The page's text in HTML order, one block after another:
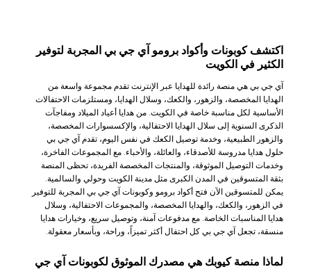
اكتشف كوبونات وأكواد برومو آي جي بي المجربة لتوفير
الكثير في الكويت
آي جي بي هي منصة رائدة للهدايا عبر الإنترنت تقدم مجموعة واسعة من
الهدايا المخصصة، والزهور، والكعك، وسلال الهدايا، ومستلزمات الاحتفالات
الأساسية لكل مناسبة خاصة في الكويت. من هدايا أعياد الميلاد ومفاجآت
الذكرى السنوية إلى سلال الهدايا الاحتفالية، والإكسسوارات المخصصة،
والزهور الطبيعية، وخدمة توصيل الكعك في نفس اليوم، تقدم آي جي بي
حلول هدايا مدروسة للأصدقاء، والعائلة، والأحباء. مع المجموعات الفاخرة،
وخدمات التوصيل الموثوقة، والمنتجات المخصصة الفريدة، تحظى المنصة
بثقة المتسوقين في المدن الكبرى مثل مدينة الكويت وحولي والسالمية.
يمكن للمتسوقين الآن فتح أكواد برومو وكوبونات آي جي بي المجربة للتوفير
في الزهور، والكعك، والهدايا المخصصة، والمجموعات الاحتفالية، وسلال
هدايا المناسبات الخاصة. مع مدفوعات آمنة، وتوصيل سريع، وخيارات هدايا
منسقة، تجعل آي جي بي كل احتفال أكثر تميزاً، وراحة، وبأسعار معقولة.
لماذا منصة كيوبك هي مصدرك الموثوق لكوبونات آي جي